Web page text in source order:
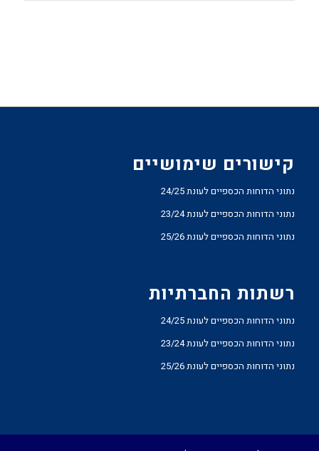
קישורים שימושיים
נתוני הדוחות הכספיים לעונת 24/25
נתוני הדוחות הכספיים לעונת 23/24
נתוני הדוחות הכספיים לעונת 25/26
רשתות החברתיות
נתוני הדוחות הכספיים לעונת 24/25
נתוני הדוחות הכספיים לעונת 23/24
נתוני הדוחות הכספיים לעונת 25/26